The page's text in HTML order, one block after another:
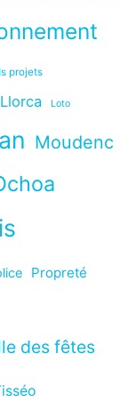
projets
Llorca Loto
Moudenc
Propreté
des fêtes